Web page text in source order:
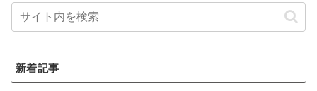
新着記事